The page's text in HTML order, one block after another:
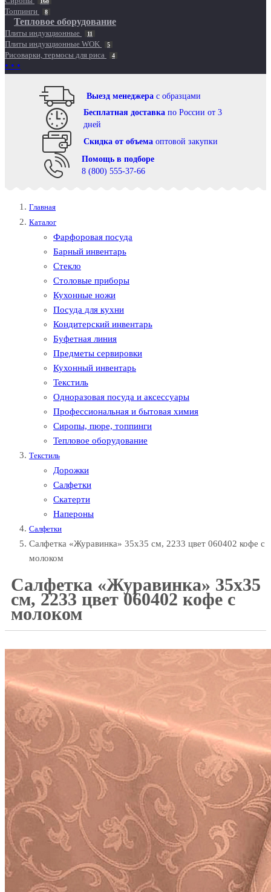
Топпинги 8
Тепловое оборудование
Плиты индукционные 11
Плиты индукционные WOK 5
Рисоварки, термосы для риса 4
• • •
Выезд менеджера с образцами
Бесплатная доставка по России от 3
дней
Cкидка от объема оптовой закупки
Помощь в подборе
8 (800) 555-37-66
Главная
Каталог
Фарфоровая посуда
Барный инвентарь
Стекло
Столовые приборы
Кухонные ножи
Посуда для кухни
Кондитерский инвентарь
Буфетная линия
Предметы сервировки
Кухонный инвентарь
Текстиль
Одноразовая посуда и аксессуары
Профессиональная и бытовая химия
Сиропы, пюре, топпинги
Тепловое оборудование
Текстиль
Дорожки
Салфетки
Скатерти
Напероны
Салфетки
Салфетка «Журавинка» 35х35 см, 2233 цвет 060402 кофе с
молоком
Салфетка «Журавинка» 35х35
см, 2233 цвет 060402 кофе с
молоком